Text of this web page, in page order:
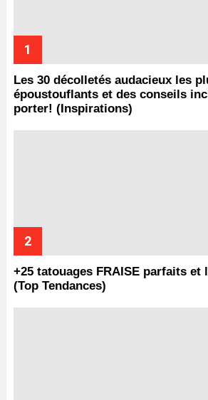
Les 30 décolletés audacieux les
époustouflants et des conseils
porter! (Inspirations)
+25 tatouages ​​FRAISE parfaits
(Top Tendances)